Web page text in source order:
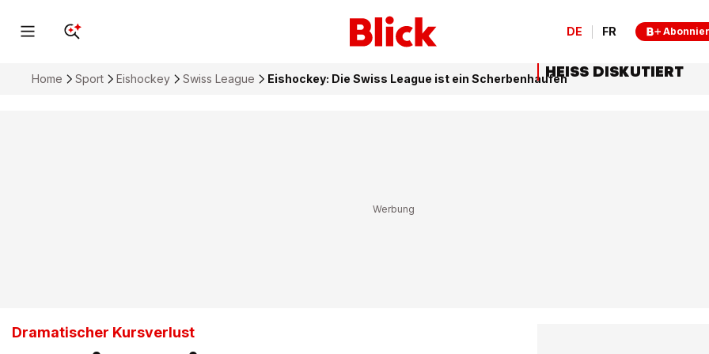
DE FR
Home Sport Eishockey Swiss League Eishockey: Die Swiss League ist ein Scherbenhaufen
Dramatischer Kursverlust
HEISS DISKUTIERT